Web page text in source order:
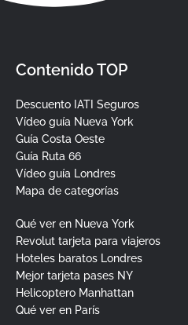
Contenido TOP
Descuento IATI Seguros
Vídeo guía Nueva York
Guía Costa Oeste
Guía Ruta 66
Vídeo guía Londres
Mapa de categorías
Qué ver en Nueva York
Revolut tarjeta para viajeros
Hoteles baratos Londres
Mejor tarjeta pases NY
Helicoptero Manhattan
Qué ver en París